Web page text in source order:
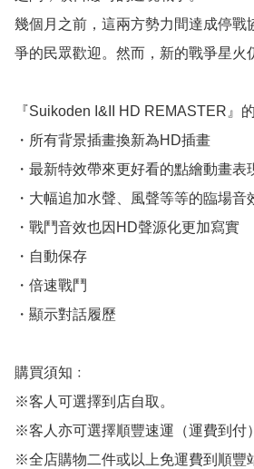
幾個月之前，這兩方勢力間達成停戰
爭的民眾歡迎。然而，新的戰爭星火
『Suikoden I&II HD REMASTER』
・所有背景插畫換新為HD插畫
・最新特效帶來更好看的點繪動畫
・大幅追加水聲、風聲等等的臨場音
・戰鬥音效也因HD聲源化更加寫實
・自動保存
・倍速戰鬥
・顯示對話履歷
購買須知﹕
※客人可選擇到店自取。
※客人亦可選擇順豐速運（運費到付
※全店購物二件或以上免運費到順豐